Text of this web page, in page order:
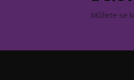
Můžete se